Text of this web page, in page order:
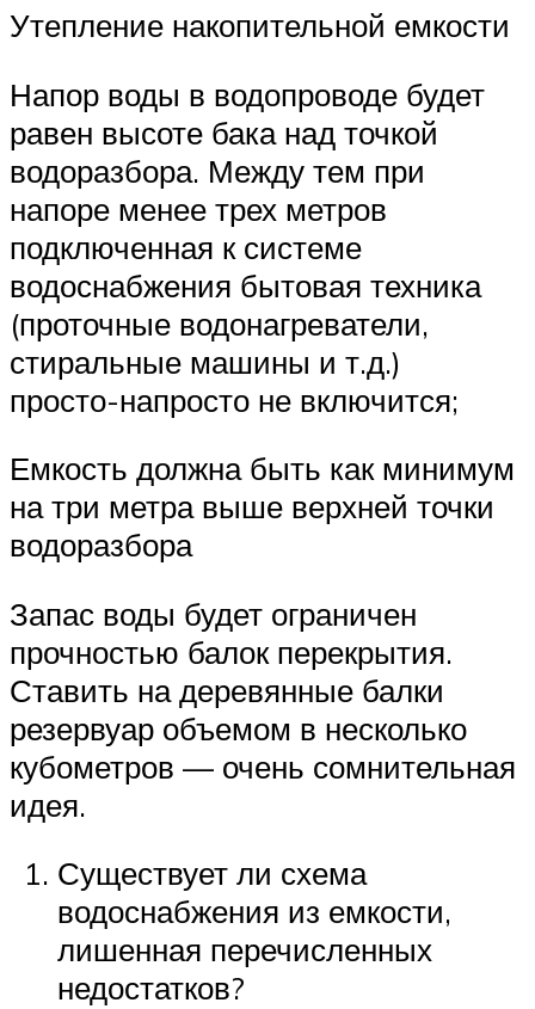
Утепление накопительной емкости
Напор воды в водопроводе будет
равен высоте бака над точкой
водоразбора. Между тем при
напоре менее трех метров
подключенная к системе
водоснабжения бытовая техника
(проточные водонагреватели,
стиральные машины и т.д.)
просто-напросто не включится;
Емкость должна быть как минимум
на три метра выше верхней точки
водоразбора
Запас воды будет ограничен
прочностью балок перекрытия.
Ставить на деревянные балки
резервуар объемом в несколько
кубометров — очень сомнительная
идея.
Существует ли схема
водоснабжения из емкости,
лишенная перечисленных
недостатков?